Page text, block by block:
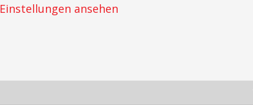
Einstellungen ansehen